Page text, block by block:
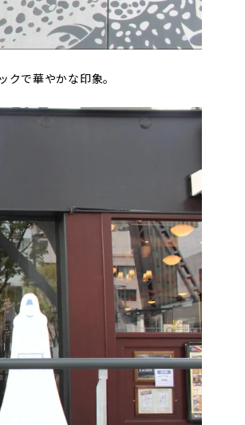
で華やかな印象。